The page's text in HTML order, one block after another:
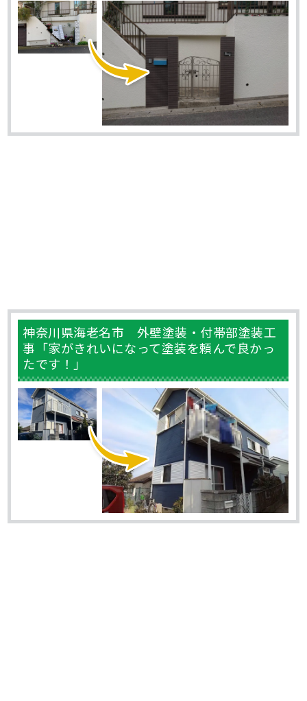
神奈川県海老名市 外壁塗装・付帯部塗装工
事「家がきれいになって塗装を頼んで良かっ
たです！」